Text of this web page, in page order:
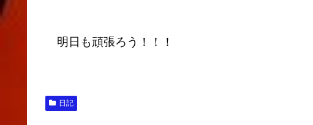
明日も頑張ろう！！！
日記